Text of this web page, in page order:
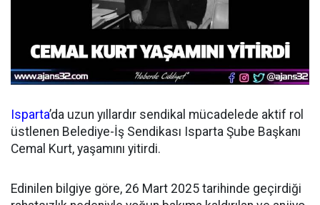
Isparta’da uzun yıllardır sendikal mücadelede aktif rol
üstlenen Belediye-İş Sendikası Isparta Şube Başkanı
Cemal Kurt, yaşamını yitirdi.
Edinilen bilgiye göre, 26 Mart 2025 tarihinde geçirdiği